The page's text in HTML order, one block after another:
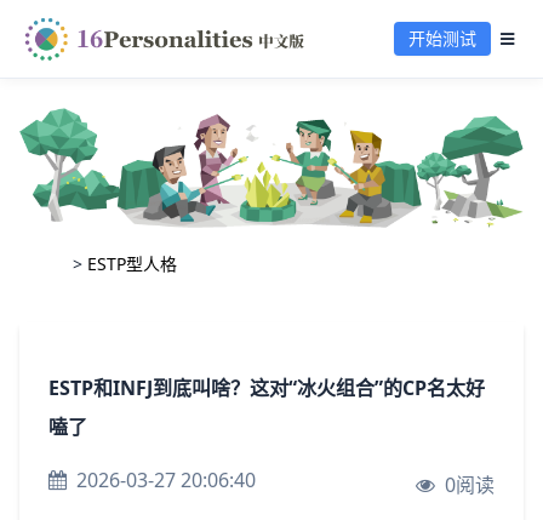
开始测试
> ESTP型人格
ESTP和INFJ到底叫啥？这对“冰火组合”的CP名太好
嗑了
2026-03-27 20:06:40
0阅读